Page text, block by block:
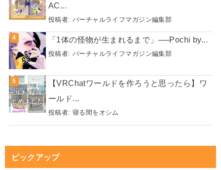
AC...
投稿者: バーチャルライフマガジン編集部
「1体の怪物が生まれるまで」──Pochi by...
投稿者: バーチャルライフマガジン編集部
【VRChatワールドを作ろうと思ったら】ワ
ールド...
投稿者: 寝る間をオシム
ピックアップ